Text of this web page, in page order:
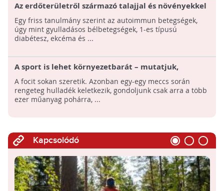
Az erdőterületről származó talajjal és növényekkel
borított játszótér erősíti a gyerekek
immunrendszerét
Egy friss tanulmány szerint az autoimmun betegségek,
úgy mint gyulladásos bélbetegségek, 1-es típusú
diabétesz, ekcéma és ...
A sport is lehet környezetbarát – mutatjuk,
hogyan!
A focit sokan szeretik. Azonban egy-egy meccs során
rengeteg hulladék keletkezik, gondoljunk csak arra a több
ezer műanyag pohárra, ...
Kapcsolódó